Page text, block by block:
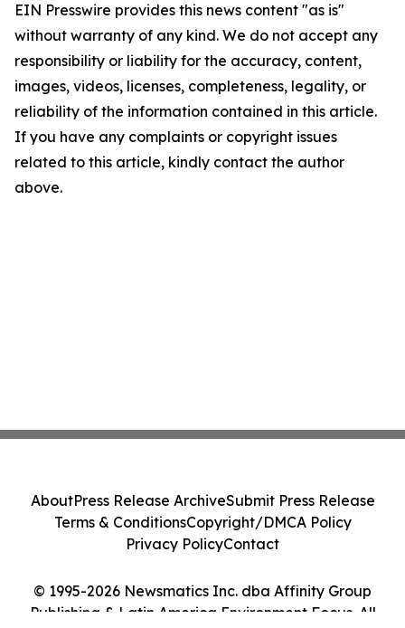
EIN Presswire provides this news content "as is"
without warranty of any kind. We do not accept any
responsibility or liability for the accuracy, content,
images, videos, licenses, completeness, legality, or
reliability of the information contained in this article.
If you have any complaints or copyright issues
related to this article, kindly contact the author
above.
© 1995-2026 Newsmatics Inc. dba Affinity Group
Publishing & Latin America Environment Focus. All
AboutPress Release ArchiveSubmit Press Release
Terms & ConditionsCopyright/DMCA Policy
Privacy PolicyContact